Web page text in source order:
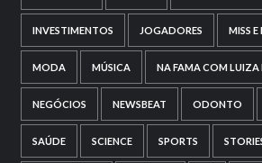
INVESTIMENTOS JOGADORES MISS E
MODA MÚSICA NA FAMA COM
NEGÓCIOS NEWSBEAT ODONTO
SAÚDE SCIENCE SPORTS